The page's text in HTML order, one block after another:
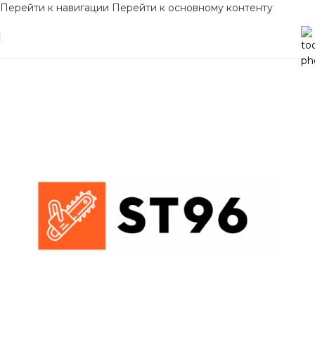
Перейти к навигации Перейти к основному контенту